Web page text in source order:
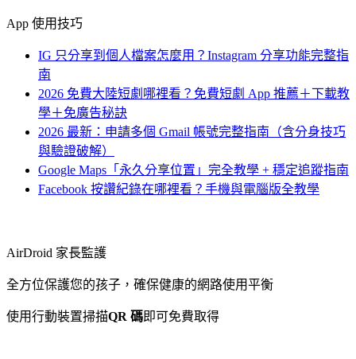
App 使用技巧
IG 只分享到個人檔案怎麼用？Instagram 分享功能完整指
南
2026 免費大陸短劇哪裡看？免費短劇 App 推薦＋下載教
學＋免廣告秘訣
2026 最新：申請多個 Gmail 帳號完整指南（含分身技巧
與驗證破解）
Google Maps「永久分享位置」完全教學 + 穩定追蹤指南
Facebook 按讚紀錄在哪裡看？手機與電腦版全教學
AirDroid 家長監護
全方位保護您的孩子，確保健康的網路使用平衡
使用行動裝置掃描QR 碼即可免費取得